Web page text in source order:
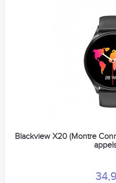
Blackview X20 (Montre